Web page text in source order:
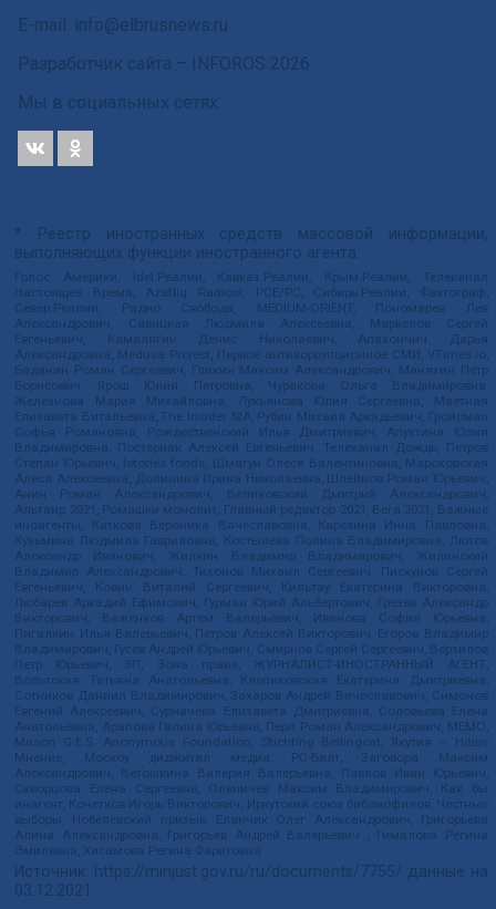
E-mail: info@elbrusnews.ru
Разработчик сайта – INFOROS 2026
Мы в социальных сетях:
* Реестр иностранных средств массовой информации,
выполняющих функции иностранного агента:
Голос Америки, Idel.Реалии, Кавказ.Реалии, Крым.Реалии, Телеканал
Настоящее Время, Azatliq Radiosi, PCE/PC, Сибирь.Реалии, Фактограф,
Север.Реалии, Радио Свобода, MEDIUM-ORIENT, Пономарев Лев
Александрович, Савицкая Людмила Алексеевна, Маркелов Сергей
Евгеньевич, Камалягин Денис Николаевич, Апахончич Дарья
Александровна, Medusa Project, Первое антикоррупционное СМИ, VTimes.io,
Баданин Роман Сергеевич, Гликин Максим Александрович, Маняхин Петр
Борисович, Ярош Юлия Петровна, Чуракова Ольга Владимировна,
Железнова Мария Михайловна, Лукьянова Юлия Сергеевна, Маетная
Елизавета Витальевна, The Insider SIA, Рубин Михаил Аркадьевич, Гройсман
Софья Романовна, Рождественский Илья Дмитриевич, Апухтина Юлия
Владимировна, Постернак Алексей Евгеньевич, Телеканал Дождь, Петров
Степан Юрьевич, Istories fonds, Шмагун Олеся Валентиновна, Мароховская
Алеся Алексеевна, Долинина Ирина Николаевна, Шлейнов Роман Юрьевич,
Анин Роман Александрович, Великовский Дмитрий Александрович,
Альтаир 2021, Ромашки монолит, Главный редактор 2021, Вега 2021, Важные
иноагенты, Каткова Вероника Вячеславовна, Карезина Инна Павловна,
Кузьмина Людмила Гавриловна, Костылева Полина Владимировна, Лютов
Александр Иванович, Жилкин Владимир Владимирович, Жилинский
Владимир Александрович, Тихонов Михаил Сергеевич, Пискунов Сергей
Евгеньевич, Ковин Виталий Сергеевич, Кильтау Екатерина Викторовна,
Любарев Аркадий Ефимович, Гурман Юрий Альбертович, Грезев Александр
Викторович, Важенков Артем Валерьевич, Иванова София Юрьевна,
Пигалкин Илья Валерьевич, Петров Алексей Викторович, Егоров Владимир
Владимирович, Гусев Андрей Юрьевич, Смирнов Сергей Сергеевич, Верзилов
Петр Юрьевич, ЗП, Зона права, ЖУРНАЛИСТ-ИНОСТРАННЫЙ АГЕНТ,
Вольтская Татьяна Анатольевна, Клепиковская Екатерина Дмитриевна,
Сотников Даниил Владимирович, Захаров Андрей Вячеславович, Симонов
Евгений Алексеевич, Сурначева Елизавета Дмитриевна, Соловьева Елена
Анатольевна, Арапова Галина Юрьевна, Перл Роман Александрович, МЕМО,
Mason G.E.S. Anonymous Foundation, Stichting Bellingcat, Якутия – Наше
Мнение, Москоу диджитал медиа, РС-Балт, Заговора Максим
Александрович, Ветошкина Валерия Валерьевна, Павлов Иван Юрьевич,
Скворцова Елена Сергеевна, Оленичев Максим Владимирович, Как бы
инагент, Кочетков Игорь Викторович, Иркутский союз библиофилов, Честные
выборы, Нобелевский призыв, Еланчик Олег Александрович, Григорьева
Алина Александровна, Григорьев Андрей Валерьевич , Гималова Регина
Эмилевна, Хисамова Регина Фаритовна
Источник: https://minjust.gov.ru/ru/documents/7755/ данные на
03.12.2021